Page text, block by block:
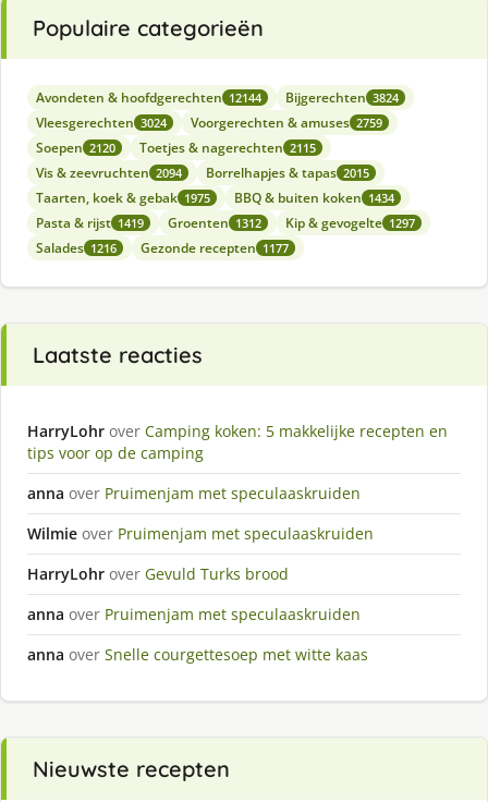
Populaire categorieën
Avondeten & hoofdgerechten 12144 Bijgerechten 3824
Vleesgerechten 3024 Voorgerechten & amuses 2759
Soepen 2120 Toetjes & nagerechten 2115
Vis & zeevruchten 2094 Borrelhapjes & tapas 2015
Taarten, koek & gebak 1975 BBQ & buiten koken 1434
Pasta & rijst 1419 Groenten 1312 Kip & gevogelte 1297
Salades 1216 Gezonde recepten 1177
Laatste reacties
HarryLohr over Camping koken: 5 makkelijke recepten en
tips voor op de camping
anna over Pruimenjam met speculaaskruiden
Wilmie over Pruimenjam met speculaaskruiden
HarryLohr over Gevuld Turks brood
anna over Pruimenjam met speculaaskruiden
anna over Snelle courgettesoep met witte kaas
Nieuwste recepten